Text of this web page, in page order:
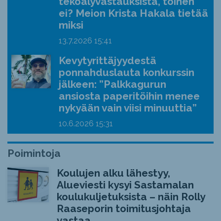
ei? Meion Krista Hakala tietää
miksi
13.7.2026 15:41
Kevytyrittäjyydestä
ponnahduslauta konkurssin
jälkeen: ”Palkkagurun
ansiosta paperitöihin menee
nykyään vain viisi minuuttia”
10.6.2026 15:31
Poimintoja
Koulujen alku lähestyy,
Alueviesti kysyi Sastamalan
koulukuljetuksista – näin Rolly
Raaseporin toimitusjohtaja